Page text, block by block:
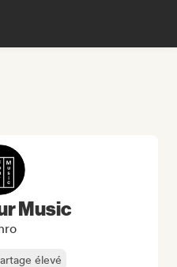
Music
élevé